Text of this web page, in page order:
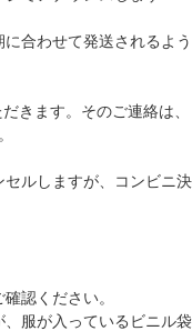
合わせて発送されるよう
きます。そのご連絡は、
ルしますが、コンビニ決
認ください。
服が入っているビニル袋